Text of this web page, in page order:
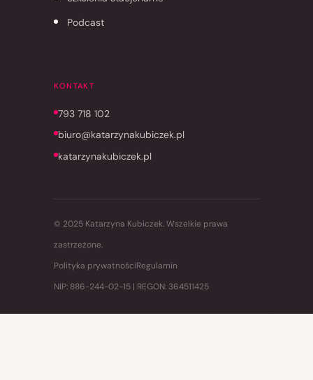
Podcast
KONTAKT
793 718 102
biuro@katarzynakubiczek.pl
katarzynakubiczek.pl
© 2025 Katarzyna Kubiczek. Wszelkie prawa
zastrzeżone.
Polityka prywatnościRegulamin
NIP: 886-244-02-15 | REGON: 364511425